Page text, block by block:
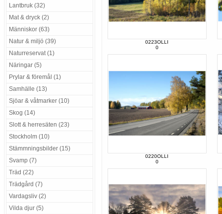
Lantbruk (32)
Mat & dryck (2)
Människor (63)
Natur & miljö (39)
Naturreservat (1)
Näringar (5)
Prylar & föremål (1)
Samhälle (13)
Sjöar & våtmarker (10)
Skog (14)
Slott & herresäten (23)
Stockholm (10)
Stämmningsbilder (15)
Svamp (7)
Träd (22)
Trädgård (7)
Vardagsliv (2)
Vilda djur (5)
0223OLLI
0
0220OLLI
0